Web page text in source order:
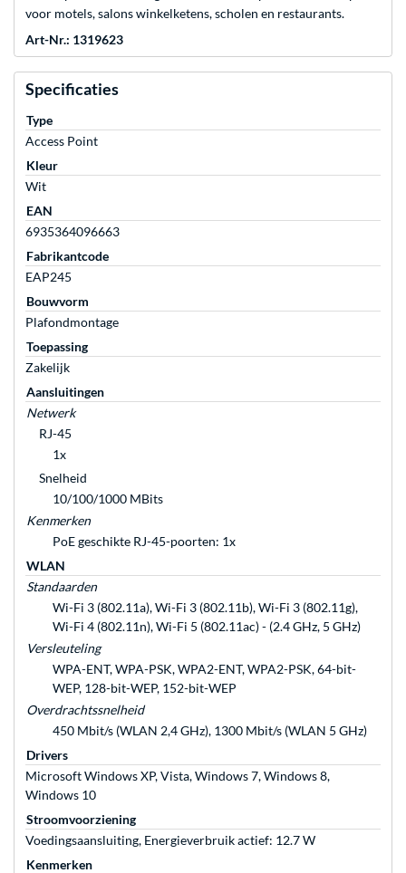
voor motels, salons winkelketens, scholen en restaurants.
Art-Nr.: 1319623
Specificaties
Type
Access Point
Kleur
Wit
EAN
6935364096663
Fabrikantcode
EAP245
Bouwvorm
Plafondmontage
Toepassing
Zakelijk
Aansluitingen
Netwerk
RJ-45
1x
Snelheid
10/100/1000 MBits
Kenmerken
PoE geschikte RJ-45-poorten: 1x
WLAN
Standaarden
Wi-Fi 3 (802.11a), Wi-Fi 3 (802.11b), Wi-Fi 3 (802.11g),
Wi-Fi 4 (802.11n), Wi-Fi 5 (802.11ac) - (2.4 GHz, 5 GHz)
Versleuteling
WPA-ENT, WPA-PSK, WPA2-ENT, WPA2-PSK, 64-bit-
WEP, 128-bit-WEP, 152-bit-WEP
Overdrachtssnelheid
450 Mbit/s (WLAN 2,4 GHz), 1300 Mbit/s (WLAN 5 GHz)
Drivers
Microsoft Windows XP, Vista, Windows 7, Windows 8,
Windows 10
Stroomvoorziening
Voedingsaansluiting, Energieverbruik actief: 12.7 W
Kenmerken